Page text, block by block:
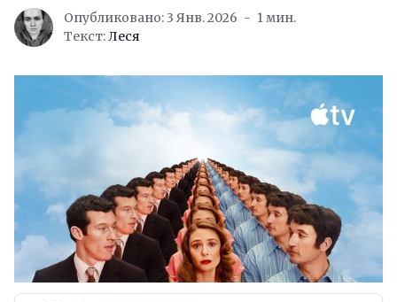
Опубликовано: 3 Янв. 2026
1 мин.
Текст:Леся